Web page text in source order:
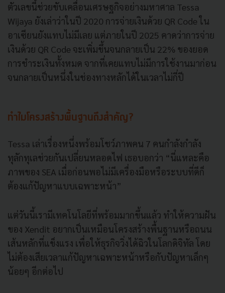
ตัวเลขนี้ช่วยขับเคลื่อนเศรษฐกิจอย่างมหาศาล Tessa
Wijaya ยังเล่าว่าในปี 2020 การจ่ายเงินด้วย QR Code ใน
อาเซียนยังแทบไม่มีเลย แต่ภายในปี 2025 คาดว่าการจ่าย
เงินด้วย QR Code จะเพิ่มขึ้นจนกลายเป็น 22% ของยอด
การชำระเงินทั้งหมด จากที่เคยแทบไม่มีการใช้งานมาก่อน
จนกลายเป็นหนึ่งในช่องทางหลักได้ในเวลาไม่กี่ปี
ทำไมโครงสร้างพื้นฐานถึงสำคัญ?
Tessa เล่าเรื่องหนึ่งพร้อมโชว์ภาพคน 7 คนกำลังกำลัง
ทุลักทุเลช่วยกันเปลี่ยนหลอดไฟ เธอบอกว่า “นี่แหละคือ
ภาพของ SEA เมื่อก่อนพอไม่มีเครื่องมือหรือระบบที่ดีก็
ต้องแก้ปัญหาแบบเฉพาะหน้า”
แต่วันนี้เรามีเทคโนโลยีที่พร้อมมากขึ้นแล้ว ทำให้ความฝัน
ของ Xendit อยากเป็นเหมือนโครงสร้างพื้นฐานหรือถนน
เส้นหลักที่แข็งแรง เพื่อให้ธุรกิจวิ่งได้ฉิวในโลกดิจิทัล โดย
ไม่ต้องเสียเวลาแก้ปัญหาเฉพาะหน้าหรือกับปัญหาเล็กๆ
น้อยๆ อีกต่อไป